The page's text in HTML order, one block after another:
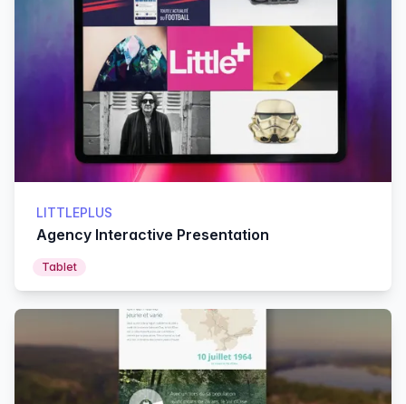
LITTLEPLUS
Agency Interactive Presentation
Tablet